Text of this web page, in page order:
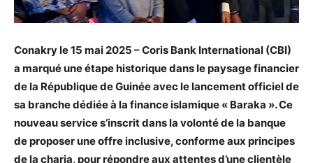
Conakry le 15 mai 2025 – Coris Bank International (CBI)
a marqué une étape historique dans le paysage financier
de la République de Guinée avec le lancement officiel de
sa branche dédiée à la finance islamique « Baraka ». Ce
nouveau service s’inscrit dans la volonté de la banque
de proposer une offre inclusive, conforme aux principes
de la charia, pour répondre aux attentes d’une clientèle